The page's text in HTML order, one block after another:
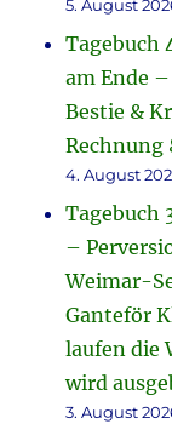
5. August
Tagebuch
am Ende
Bestie &
Rechnung
4. August
Tagebuch
–
Weimar-
Ganteför
laufen die
wird
3. August